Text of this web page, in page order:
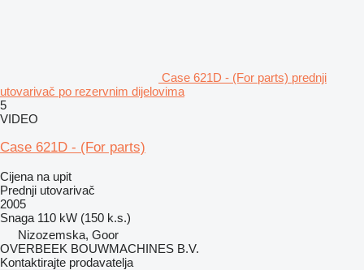
Case 621D - (For parts) prednji
utovarivač po rezervnim dijelovima
5
VIDEO
Case 621D - (For parts)
Cijena na upit
Prednji utovarivač
2005
Snaga 110 kW (150 k.s.)
Nizozemska, Goor
OVERBEEK BOUWMACHINES B.V.
Kontaktirajte prodavatelja